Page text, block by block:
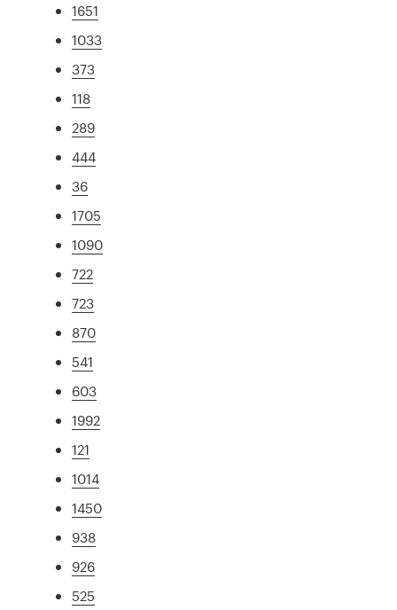
1651
1033
373
118
289
444
36
1705
1090
722
723
870
541
603
1992
121
1014
1450
938
926
525